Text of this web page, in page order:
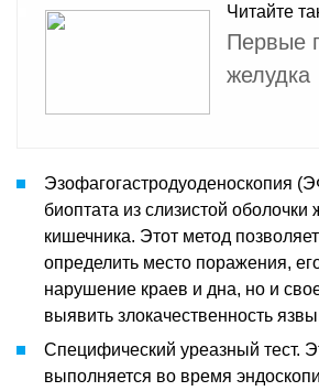
Читайте
Первые
желудка
Эзофагогастродуоденоскопия
биоптата из слизистой оболочки
кишечника. Этот метод
определить место поражения,
нарушение краев и дна, но и
выявить злокачественность
Специфический уреазный тест.
выполняется во время